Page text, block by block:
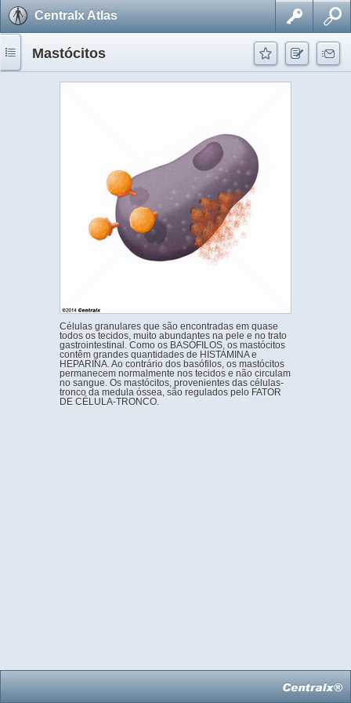
Centralx Atlas
Mastócitos
Células granulares que são encontradas em quase
todos os tecidos, muito abundantes na pele e no trato
gastrointestinal. Como os BASÓFILOS, os mastócitos
contêm grandes quantidades de HISTAMINA e
HEPARINA. Ao contrário dos basófilos, os mastócitos
permanecem normalmente nos tecidos e não circulam
no sangue. Os mastócitos, provenientes das células-
tronco da medula óssea, são regulados pelo FATOR
DE CÉLULA-TRONCO.